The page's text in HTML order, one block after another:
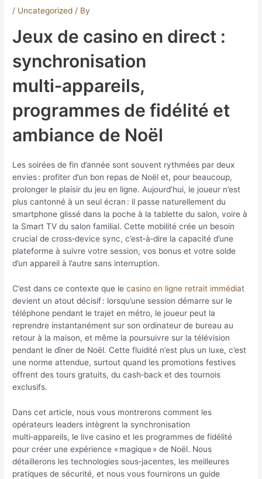
/ Uncategorized / By
Jeux de casino en direct :
synchronisation
multi‑appareils,
programmes de fidélité et
ambiance de Noël
Les soirées de fin d’année sont souvent rythmées par deux
envies : profiter d’un bon repas de Noël et, pour beaucoup,
prolonger le plaisir du jeu en ligne. Aujourd’hui, le joueur n’est
plus cantonné à un seul écran : il passe naturellement du
smartphone glissé dans la poche à la tablette du salon, voire à
la Smart TV du salon familial. Cette mobilité crée un besoin
crucial de cross‑device sync, c’est‑à‑dire la capacité d’une
plateforme à suivre votre session, vos bonus et votre solde
d’un appareil à l’autre sans interruption.
C’est dans ce contexte que lecasino en ligne retrait immédiat
devient un atout décisif : lorsqu’une session démarre sur le
téléphone pendant le trajet en métro, le joueur peut la
reprendre instantanément sur son ordinateur de bureau au
retour à la maison, et même la poursuivre sur la télévision
pendant le dîner de Noël. Cette fluidité n’est plus un luxe, c’est
une norme attendue, surtout quand les promotions festives
offrent des tours gratuits, du cash‑back et des tournois
exclusifs.
Dans cet article, nous vous montrerons comment les
opérateurs leaders intègrent la synchronisation
multi‑appareils, le live casino et les programmes de fidélité
pour créer une expérience « magique » de Noël. Nous
détaillerons les technologies sous‑jacentes, les meilleures
pratiques de sécurité, et nous vous fournirons un guide